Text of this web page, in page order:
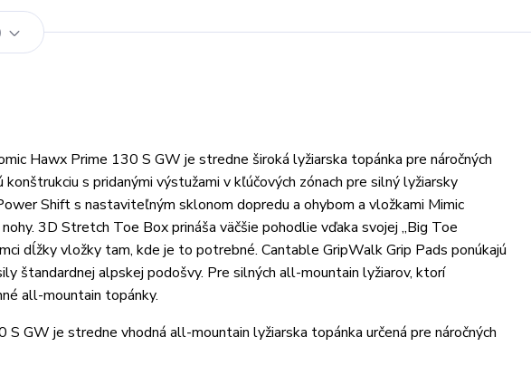
Hawx Prime 130 S GW je stredne široká lyžiarska topánka pre náročných
s pridanými výstužami v kľúčových zónach pre silný lyžiarsky
Shift s nastaviteľným sklonom dopredu a ohybom a vložkami Mimic
3D Stretch Toe Box prináša väčšie pohodlie vďaka svojej „Big Toe
dĺžky vložky tam, kde je to potrebné. Cantable GripWalk Grip Pads ponúkajú
štandardnej alpskej podošvy. Pre silných all-mountain lyžiarov, ktorí
all-mountain topánky.
GW je stredne vhodná all-mountain lyžiarska topánka určená pre náročných